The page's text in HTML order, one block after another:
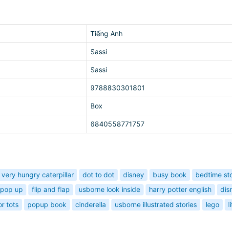
Tiếng Anh
Sassi
Sassi
9788830301801
Box
6840558771757
very hungry caterpillar dot to dot disney busy book bedtime
pop up flip and flap usborne look inside harry potter english
tots popup book cinderella usborne illustrated stories lego